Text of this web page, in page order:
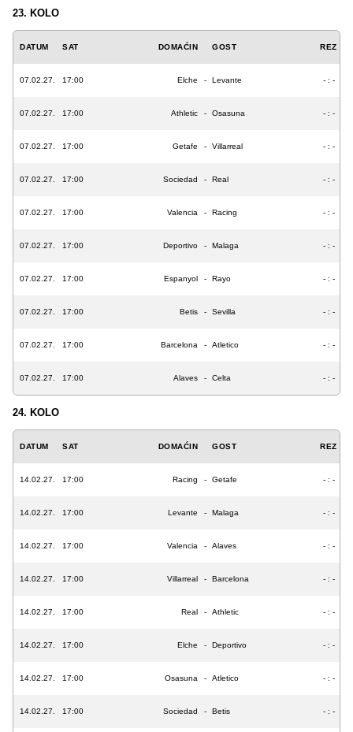
23. KOLO
DATUM SAT DOMAĆIN GOST REZ
07.02.27. 17:00 Elche - Levante - : -
07.02.27. 17:00 Athletic - Osasuna - : -
07.02.27. 17:00 Getafe - Villarreal - : -
07.02.27. 17:00 Sociedad - Real - : -
07.02.27. 17:00 Valencia - Racing - : -
07.02.27. 17:00 Deportivo - Malaga - : -
07.02.27. 17:00 Espanyol - Rayo - : -
07.02.27. 17:00 Betis - Sevilla - : -
07.02.27. 17:00 Barcelona - Atletico - : -
07.02.27. 17:00 Alaves - Celta - : -
24. KOLO
DATUM SAT DOMAĆIN GOST REZ
14.02.27. 17:00 Racing - Getafe - : -
14.02.27. 17:00 Levante - Malaga - : -
14.02.27. 17:00 Valencia - Alaves - : -
14.02.27. 17:00 Villarreal - Barcelona - : -
14.02.27. 17:00 Real - Athletic - : -
14.02.27. 17:00 Elche - Deportivo - : -
14.02.27. 17:00 Osasuna - Atletico - : -
14.02.27. 17:00 Sociedad - Betis - : -